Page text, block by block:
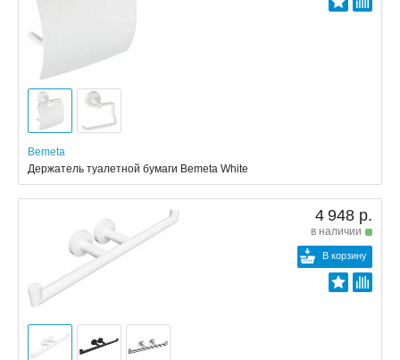
Bemeta
Держатель туалетной бумаги Bemeta White
4 948 р.
в наличии
В корзину